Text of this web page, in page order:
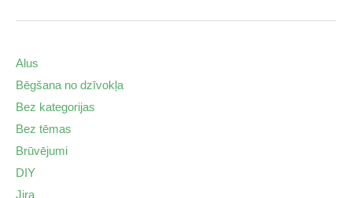
Alus
Bēgšana no dzīvokļa
Bez kategorijas
Bez tēmas
Brūvējumi
DIY
Jira